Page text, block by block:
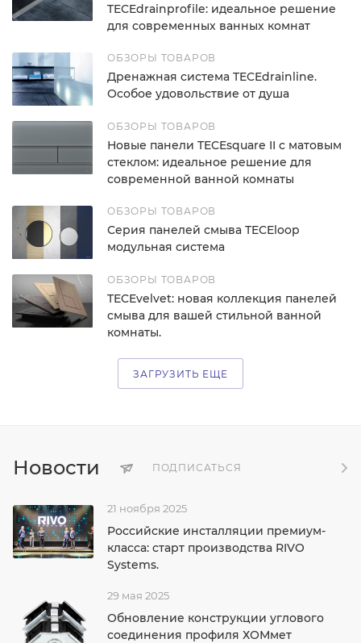
TECEdrainprofile: идеальное решение
для современных ванных комнат
ОБЗОРЫ ТОВАРОВ
Дренажная система TECEdrainline.
Особое удовольствие от душа
ОБЗОРЫ ТОВАРОВ
Новые панели TECEsquare II с матовым
стеклом: идеальное решение для
современной ванной комнаты
ОБЗОРЫ ТОВАРОВ
Серия панелей смыва TECEloop
модульная система
ОБЗОРЫ ТОВАРОВ
TECEvelvet: новая коллекция панелей
смыва для вашей стильной ванной
комнаты.
ЗАГРУЗИТЬ ЕЩЕ
Новости ПОДПИСАТЬСЯ
21 ноября 2025
Российские инсталляции премиум-
класса: старт производства RIVO
Systems.
29 мая 2025
Обновление конструкции углового
соединения профиля ХОМмет